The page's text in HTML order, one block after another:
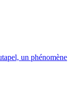
un phénomène